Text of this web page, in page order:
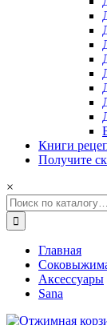
Книги
Получите
×
Главная
Аксессуары
Sana